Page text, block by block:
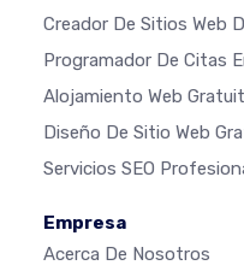
Creador De Sitios Web
Programador De Citas
Alojamiento Web
Diseño De Sitio Web
Servicios SEO
Empresa
Acerca De Nosotros